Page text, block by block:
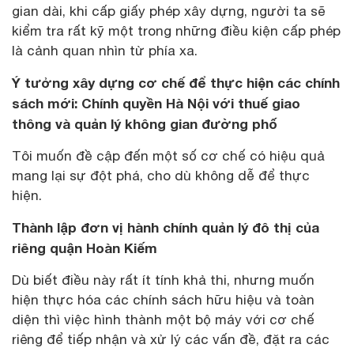
gian dài, khi cấp giấy phép xây dựng, người ta sẽ
kiểm tra rất kỹ một trong những điều kiện cấp phép
là cảnh quan nhìn từ phía xa.
Ý tưởng xây dựng cơ chế để thực hiện các chính
sách mới: Chính quyền Hà Nội với thuế giao
thông và quản lý không gian đường phố
Tôi muốn đề cập đến một số cơ chế có hiệu quả
mang lại sự đột phá, cho dù không dễ để thực
hiện.
Thành lập đơn vị hành chính quản lý đô thị của
riêng quận Hoàn Kiếm
Dù biết điều này rất ít tính khả thi, nhưng muốn
hiện thực hóa các chính sách hữu hiệu và toàn
diện thì việc hình thành một bộ máy với cơ chế
riêng để tiếp nhận và xử lý các vấn đề, đặt ra các